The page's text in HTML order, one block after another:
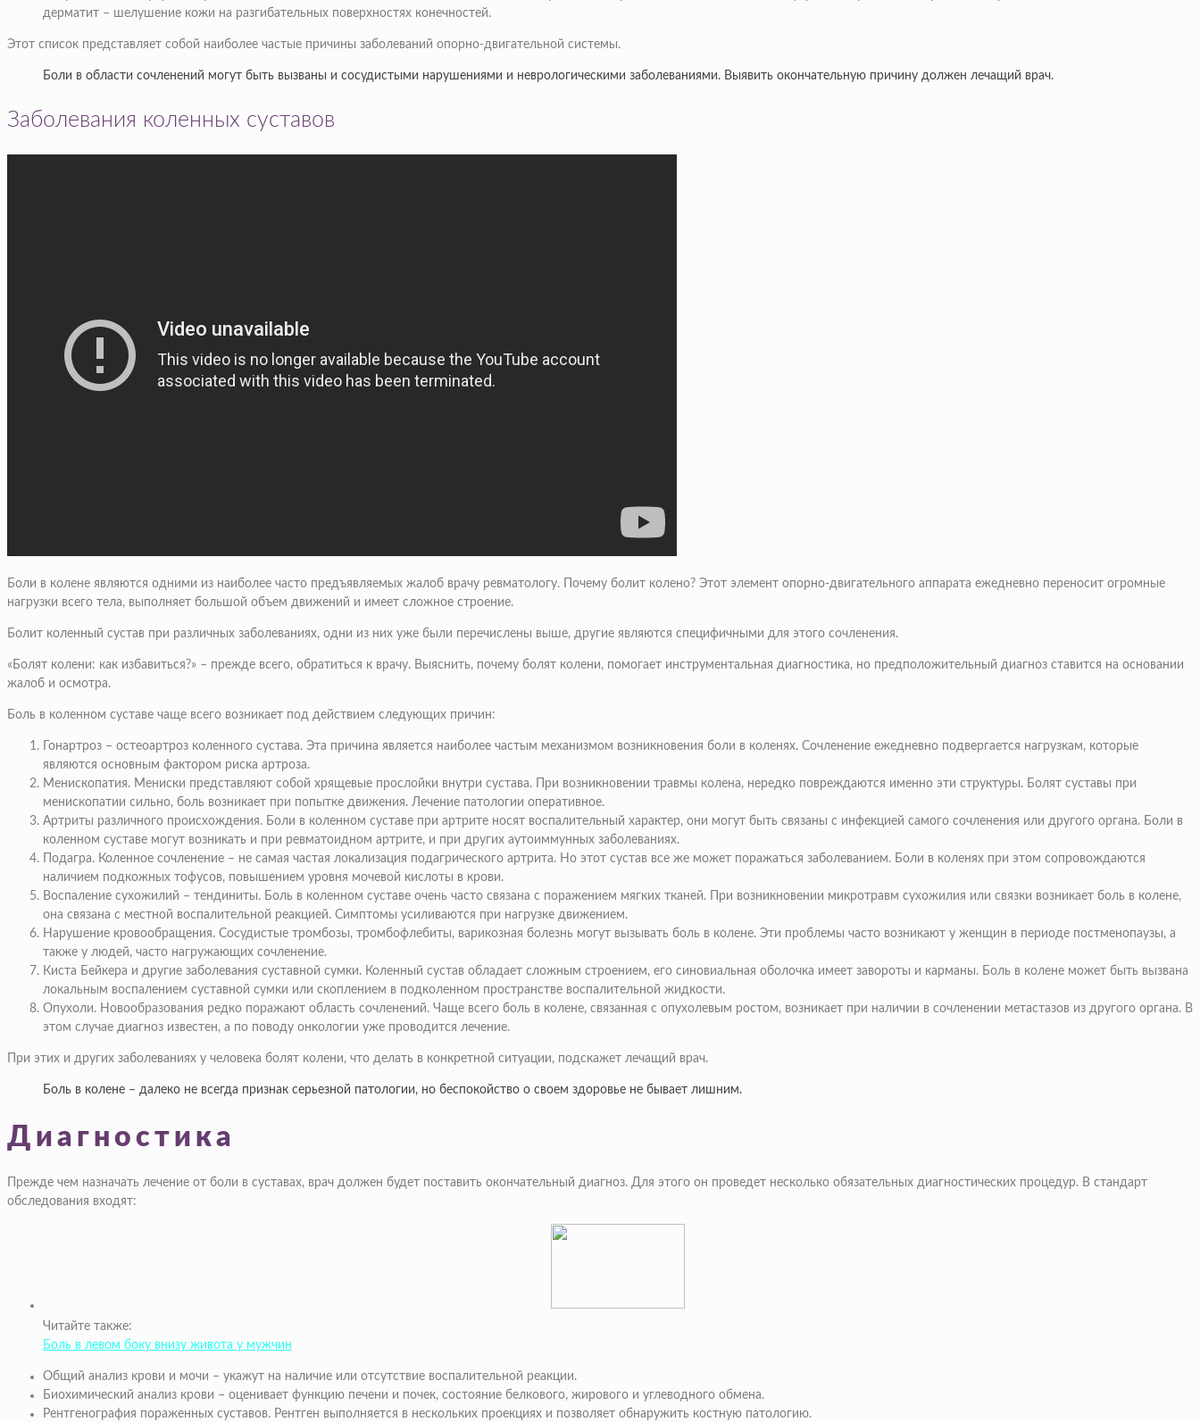
дерматит – шелушение кожи на разгибательных поверхностях конечностей.
Этот список представляет собой наиболее частые причины заболеваний опорно-двигательной системы.
Боли в области сочленений могут быть вызваны и сосудистыми нарушениями и неврологическими заболеваниями. Выявить окончательную причину должен лечащий врач.
Заболевания коленных суставов
Боли в колене являются одними из наиболее часто предъявляемых жалоб врачу ревматологу. Почему болит колено? Этот элемент опорно-двигательного аппарата ежедневно переносит огромные
нагрузки всего тела, выполняет большой объем движений и имеет сложное строение.
Болит коленный сустав при различных заболеваниях, одни из них уже были перечислены выше, другие являются специфичными для этого сочленения.
«Болят колени: как избавиться?» – прежде всего, обратиться к врачу. Выяснить, почему болят колени, помогает инструментальная диагностика, но предположительный диагноз ставится на основании
жалоб и осмотра.
Боль в коленном суставе чаще всего возникает под действием следующих причин:
Гонартроз – остеоартроз коленного сустава. Эта причина является наиболее частым механизмом возникновения боли в коленях. Сочленение ежедневно подвергается нагрузкам, которые
являются основным фактором риска артроза.
Менископатия. Мениски представляют собой хрящевые прослойки внутри сустава. При возникновении травмы колена, нередко повреждаются именно эти структуры. Болят суставы при
менископатии сильно, боль возникает при попытке движения. Лечение патологии оперативное.
Артриты различного происхождения. Боли в коленном суставе при артрите носят воспалительный характер, они могут быть связаны с инфекцией самого сочленения или другого органа. Боли в
коленном суставе могут возникать и при ревматоидном артрите, и при других аутоиммунных заболеваниях.
Подагра. Коленное сочленение – не самая частая локализация подагрического артрита. Но этот сустав все же может поражаться заболеванием. Боли в коленях при этом сопровождаются
наличием подкожных тофусов, повышением уровня мочевой кислоты в крови.
Воспаление сухожилий – тендиниты. Боль в коленном суставе очень часто связана с поражением мягких тканей. При возникновении микротравм сухожилия или связки возникает боль в колене,
она связана с местной воспалительной реакцией. Симптомы усиливаются при нагрузке движением.
Нарушение кровообращения. Сосудистые тромбозы, тромбофлебиты, варикозная болезнь могут вызывать боль в колене. Эти проблемы часто возникают у женщин в периоде постменопаузы, а
также у людей, часто нагружающих сочленение.
Киста Бейкера и другие заболевания суставной сумки. Коленный сустав обладает сложным строением, его синовиальная оболочка имеет завороты и карманы. Боль в колене может быть вызвана
локальным воспалением суставной сумки или скоплением в подколенном пространстве воспалительной жидкости.
Опухоли. Новообразования редко поражают область сочленений. Чаще всего боль в колене, связанная с опухолевым ростом, возникает при наличии в сочленении метастазов из другого органа. В
этом случае диагноз известен, а по поводу онкологии уже проводится лечение.
При этих и других заболеваниях у человека болят колени, что делать в конкретной ситуации, подскажет лечащий врач.
Боль в колене – далеко не всегда признак серьезной патологии, но беспокойство о своем здоровье не бывает лишним.
Диагностика
Прежде чем назначать лечение от боли в суставах, врач должен будет поставить окончательный диагноз. Для этого он проведет несколько обязательных диагностических процедур. В стандарт
обследования входят:
Читайте также:
Боль в левом боку внизу живота у мужчин
Общий анализ крови и мочи – укажут на наличие или отсутствие воспалительной реакции.
Биохимический анализ крови – оценивает функцию печени и почек, состояние белкового, жирового и углеводного обмена.
Рентгенография пораженных суставов. Рентген выполняется в нескольких проекциях и позволяет обнаружить костную патологию.